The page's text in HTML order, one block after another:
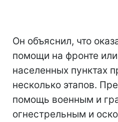
Он объяснил, что
помощи на фронте
населенных пунктах
несколько этапов.
помощь военным и
огнестрельным и